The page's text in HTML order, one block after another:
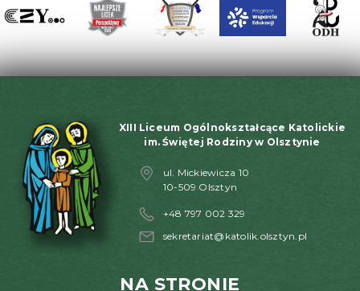
XIII Liceum Ogólnokształcące Katolickie
im. Świętej Rodziny w Olsztynie
ul. Mickiewicza 10
10-509 Olsztyn
+48 797 002 329
sekretariat@katolik.olsztyn.pl
NA STRONIE